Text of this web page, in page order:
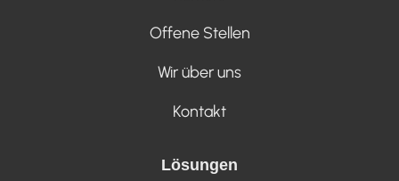
Offene Stellen
Wir über uns
Kontakt
Lösungen